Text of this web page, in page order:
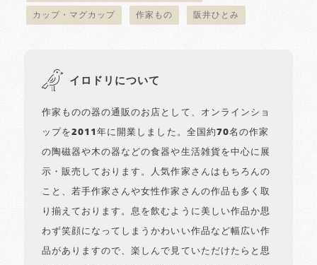
カップ・マグカップ 作家もの 阪井ひとみ
イロドリについて
作家ものの器の通販のお店として、オンラインショ
ップを2011年に開業しました。全国約70名の作家
の陶磁器や木の器などの食器や生活雑貨を中心に展
示・販売しております。人気作家さんはもちろんの
こと、若手作家さんや女性作家さんの作品も多く取
り揃えております。息を飲むように美しい作品か思
わず笑顔になってしまうかわいい作品など幅広い作
品がありますので、楽しんで見ていただけたらと思